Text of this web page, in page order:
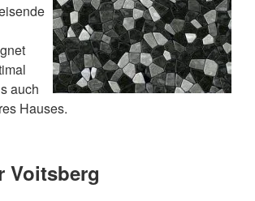
auch
Hauses.
Voitsberg